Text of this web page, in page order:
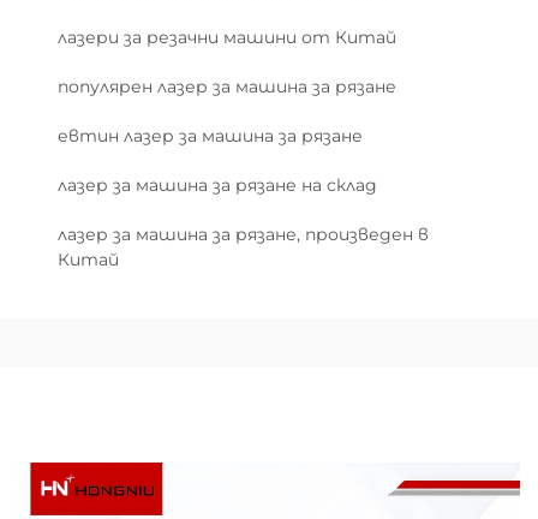
лазери за резачни машини от Китай
популярен лазер за машина за рязане
евтин лазер за машина за рязане
лазер за машина за рязане на склад
лазер за машина за рязане, произведен в
Китай